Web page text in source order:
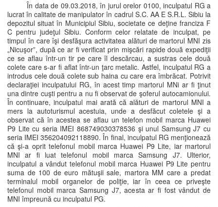
În data de 09.03.2018, în jurul orelor 0100, inculpatul RG a
lucrat în calitate de manipulator în cadrul S.C. AA E S.R.L. Sibiu la
depozitul situat în Municipiul Sibiu, societate ce deţine franciza F
C pentru judeţul Sibiu. Conform celor relatate de inculpat, pe
timpul în care îşi desfăşura activitatea alături de martorul MNI zis
„Nicuşor”, după ce ar fi verificat prin mişcări rapide două expediţii
ce se aflau într-un tir pe care îl descărcau, a sustras cele două
colete care s-ar fi aflat într-un ţarc metalic. Astfel, inculpatul RG a
introdus cele două colete sub haina cu care era îmbrăcat. Potrivit
declaraţiei inculpatului RG, în acest timp martorul MNi ar fi ţinut
una dintre cuşti pentru a nu fi observat de şoferul autocamionului.
În continuare, inculpatul mai arată că alături de martorul MNI a
mers la autoturismul acestuia, unde a desfăcut coletele şi a
observat că în acestea se aflau un telefon mobil marca Huawei
P9 Lite cu seria IMEI 868749030378536 şi unul Samsung J7 cu
seria IMEI 356204092118890. În final, inculpatul RG menţionează
că şi-a oprit telefonul mobil marca Huawei P9 Lite, iar martorul
MNI ar fi luat telefonul mobil marca Samsung J7. Ulterior,
inculpatul a vândut telefonul mobil marca Huawei P9 Lite pentru
suma de 100 de euro mătuşii sale, martora MM care a predat
terminalul mobil organelor de poliţie, iar în ceea ce priveşte
telefonul mobil marca Samsung J7, acesta ar fi fost vândut de
MNI împreună cu inculpatul PG.